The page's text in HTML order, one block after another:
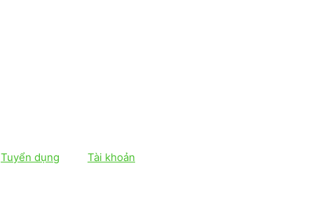
Tuyển dụng Tài khoản